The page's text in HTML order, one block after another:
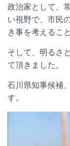
政治家として、
い視野で、市民
き事を考えること
そして、明るさ
て頂きました。
石川県知事候補
す。